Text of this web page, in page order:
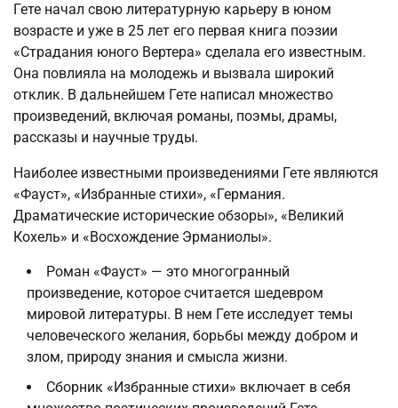
Гете начал свою литературную карьеру в юном
возрасте и уже в 25 лет его первая книга поэзии
«Страдания юного Вертера» сделала его известным.
Она повлияла на молодежь и вызвала широкий
отклик. В дальнейшем Гете написал множество
произведений, включая романы, поэмы, драмы,
рассказы и научные труды.
Наиболее известными произведениями Гете являются
«Фауст», «Избранные стихи», «Германия.
Драматические исторические обзоры», «Великий
Кохель» и «Восхождение Эрманиолы».
Роман «Фауст» — это многогранный
произведение, которое считается шедевром
мировой литературы. В нем Гете исследует темы
человеческого желания, борьбы между добром и
злом, природу знания и смысла жизни.
Сборник «Избранные стихи» включает в себя